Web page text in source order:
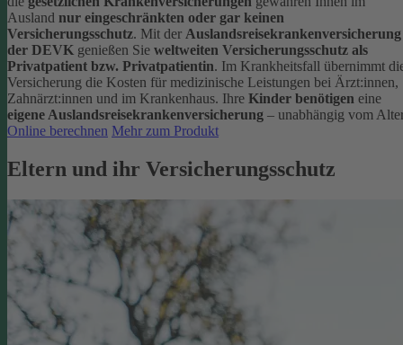
Ausland nur eingeschränkten oder gar keinen
Versicherungsschutz. Mit der Auslandsreisekrankenversicherung
der DEVK genießen Sie weltweiten Versicherungsschutz als
Privatpatient bzw. Privatpatientin. Im Krankheitsfall übernimmt
Versicherung die Kosten für medizinische Leistungen bei Ärzt:innen,
Zahnärzt:innen und im Krankenhaus. Ihre Kinder benötigen eine
eigene Auslandsreisekrankenversicherung – unabhängig vom
Online berechnen Mehr zum Produkt
Eltern und ihr Versicherungsschutz